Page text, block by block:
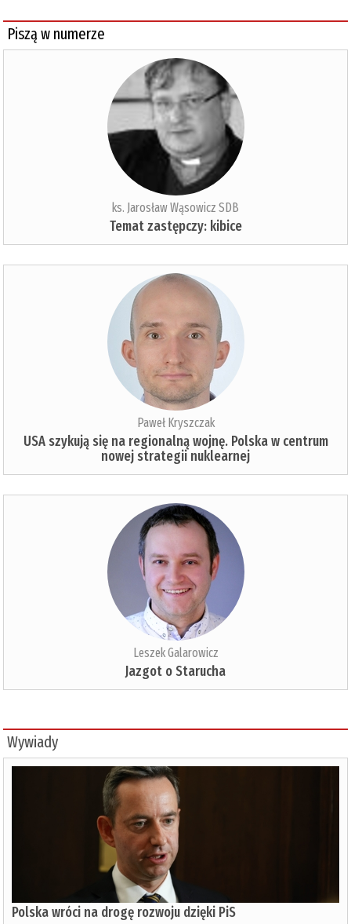
Piszą w numerze
ks. Jarosław Wąsowicz SDB
Temat zastępczy: kibice
Paweł Kryszczak
USA szykują się na regionalną wojnę. Polska w centrum
nowej strategii nuklearnej
Leszek Galarowicz
Jazgot o Starucha
Wywiady
Polska wróci na drogę rozwoju dzięki PiS